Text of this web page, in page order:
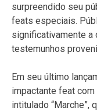
surpreendido seu
feats especiais.
significativamente a
testemunhos
Em seu último
impactante feat com
intitulado “Marche”,